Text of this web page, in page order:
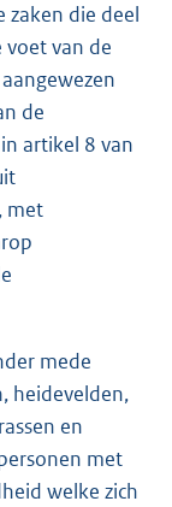
zaken die deel
van de
de
artikel 8 van
met
mede
heidevelden,
en
met
welke zich